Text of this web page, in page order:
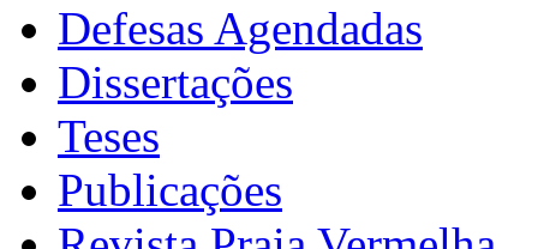
Defesas Agendadas
Dissertações
Teses
Publicações